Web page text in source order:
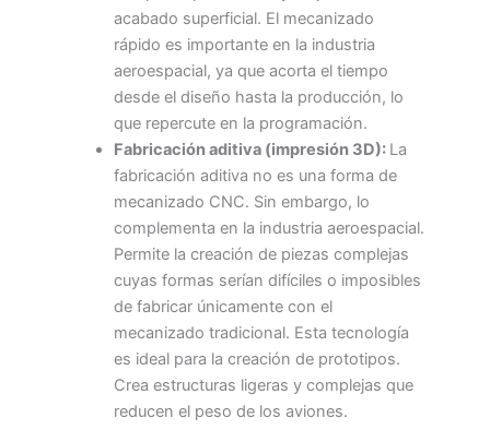
acabado superficial. El mecanizado
rápido es importante en la industria
aeroespacial, ya que acorta el tiempo
desde el diseño hasta la producción, lo
que repercute en la programación.
Fabricación aditiva (impresión 3D): La
fabricación aditiva no es una forma de
mecanizado CNC. Sin embargo, lo
complementa en la industria aeroespacial.
Permite la creación de piezas complejas
cuyas formas serían difíciles o imposibles
de fabricar únicamente con el
mecanizado tradicional. Esta tecnología
es ideal para la creación de prototipos.
Crea estructuras ligeras y complejas que
reducen el peso de los aviones.